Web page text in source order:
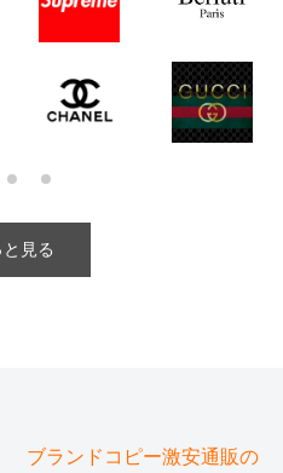
と見る
ブランドコピー激安通販の